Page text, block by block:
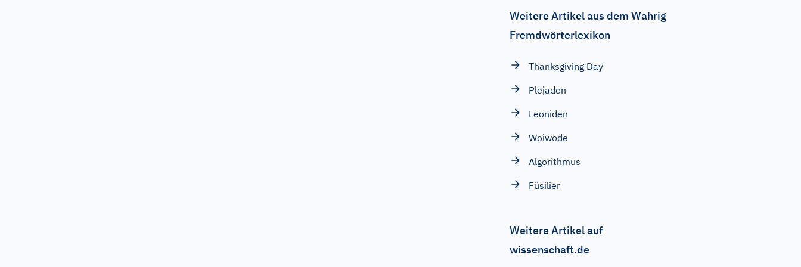
Weitere Artikel aus dem Wahrig
Fremdwörterlexikon
Thanksgiving Day
Plejaden
Leoniden
Woiwode
Algorithmus
Füsilier
Weitere Artikel auf
wissenschaft.de